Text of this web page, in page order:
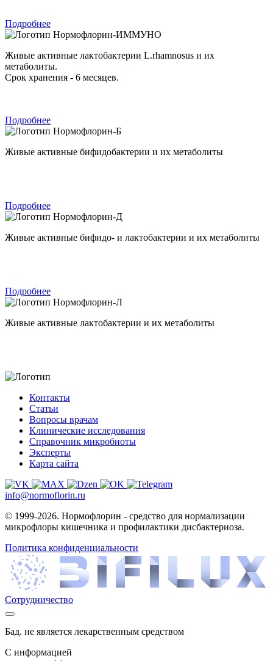
Подробнее
Нормофлорин-ИММУНО
Живые активные лактобактерии L.rhamnosus и их
метаболиты.
Срок хранения - 6 месяцев.
Подробнее
Нормофлорин-Б
Живые активные бифидобактерии и их метаболиты
Подробнее
Нормофлорин-Д
Живые активные бифидо- и лактобактерии и их метаболиты
Подробнее
Нормофлорин-Л
Живые активные лактобактерии и их метаболиты
Контакты
Статьи
Вопросы врачам
Клинические исследования
Справочник микробиоты
Эксперты
Карта сайта
info@normoflorin.ru
© 1999-2026. Нормофлорин - средство для нормализации
микрофлоры кишечника и профилактики дисбактериоза.
Политика конфиденциальности
Сотрудничество
Бад. не является лекарственным средством
C информацией